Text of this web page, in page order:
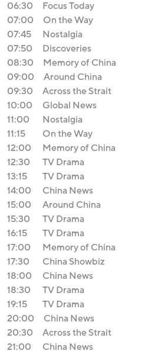
06:30
Focus Today
07:00
On the Way
07:45
Nostalgia
07:50
Discoveries
08:30
Memory of China
09:00
Around China
09:30
Across the Strait
10:00
Global News
11:00
Nostalgia
11:15
On the Way
12:00
Memory of China
12:30
TV Drama
13:15
TV Drama
14:00
China News
15:00
Around China
15:30
TV Drama
16:15
TV Drama
17:00
Memory of China
17:30
China Showbiz
18:00
China News
18:30
TV Drama
19:15
TV Drama
20:00
China News
20:30
Across the Strait
21:00
China News